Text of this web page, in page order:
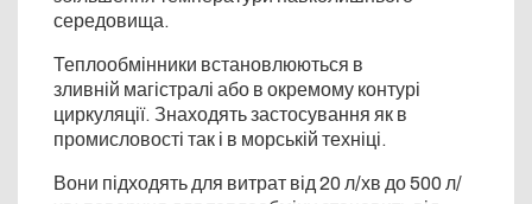
середовища.
Теплообмінники встановлюються в
зливній магістралі або в окремому контурі
циркуляції. Знаходять застосування як в
промисловості так і в морській техніці.
Вони підходять для витрат від 20 л/хв до 500 л/